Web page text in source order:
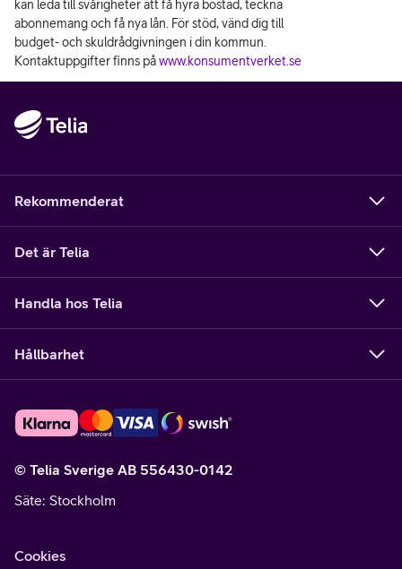
kan leda till svårigheter att få hyra bostad, teckna
abonnemang och få nya lån. För stöd, vänd dig till
budget- och skuldrådgivningen i din kommun.
Kontaktuppgifter finns påwww.konsumentverket.se
Rekommenderat
Det är Telia
Handla hos Telia
Hållbarhet
© Telia Sverige AB 556430-0142
Säte: Stockholm
Cookies